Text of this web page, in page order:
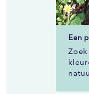
Een